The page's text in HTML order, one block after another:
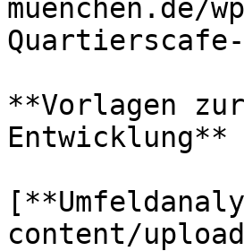
muenchen.de/
**Vorlagen zur
Entwicklung**
content/